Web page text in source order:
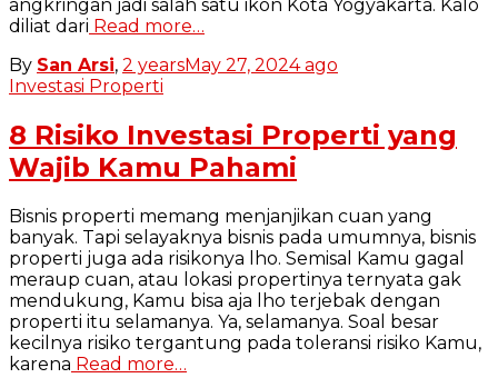
angkringan jadi salah satu ikon Kota Yogyakarta. Kalo
diliat dari Read more…
By San Arsi, 2 yearsMay 27, 2024ago
Investasi Properti
8 Risiko Investasi Properti yang
Wajib Kamu Pahami
Bisnis properti memang menjanjikan cuan yang
banyak. Tapi selayaknya bisnis pada umumnya, bisnis
properti juga ada risikonya lho. Semisal Kamu gagal
meraup cuan, atau lokasi propertinya ternyata gak
mendukung, Kamu bisa aja lho terjebak dengan
properti itu selamanya. Ya, selamanya. Soal besar
kecilnya risiko tergantung pada toleransi risiko Kamu,
karena Read more…